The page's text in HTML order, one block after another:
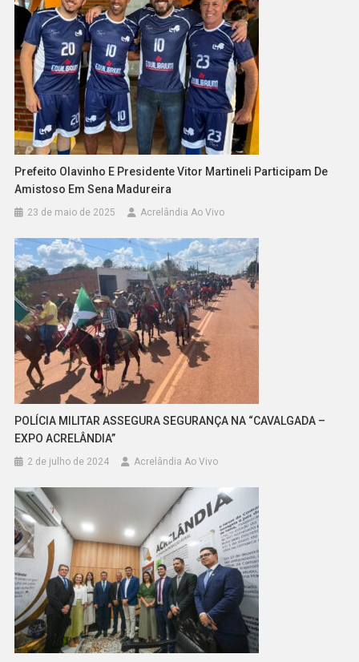
Prefeito Olavinho E Presidente Vitor Martineli Participam De
Amistoso Em Sena Madureira
23 de maio de 2025 Acrelândia Ao Vivo
POLÍCIA MILITAR ASSEGURA SEGURANÇA NA “CAVALGADA –
EXPO ACRELÂNDIA”
2 de julho de 2024 Acrelândia Ao Vivo